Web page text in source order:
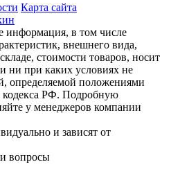
Карта сайта
информация, в том числе
внешнего вида,
стоимости товаров, носит
ни при каких условиях не
определяемой положениями
кодекса РФ. Подробную
у менеджеров компании
и зависят от
вопросы